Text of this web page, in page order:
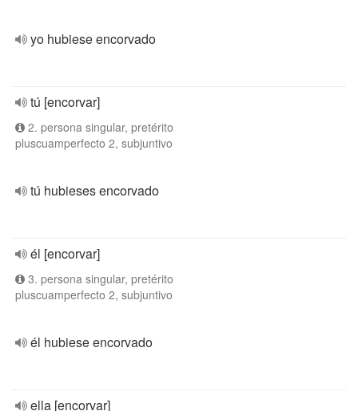
yo hubiese encorvado
tú [encorvar]
2. persona singular, pretérito
pluscuamperfecto 2, subjuntivo
tú hubieses encorvado
él [encorvar]
3. persona singular, pretérito
pluscuamperfecto 2, subjuntivo
él hubiese encorvado
ella [encorvar]